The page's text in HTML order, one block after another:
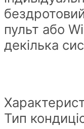
пульт або
декілька
Тип